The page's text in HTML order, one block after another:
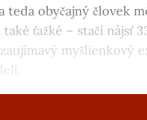
teda obyčajný človek
ťažké – stačí nájsť
myšlienkový